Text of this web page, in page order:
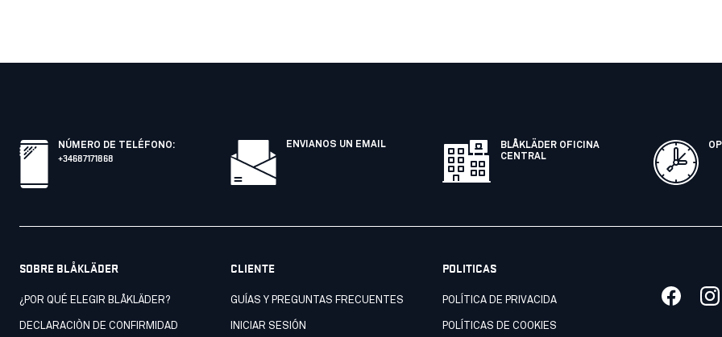
NÚMERO DE TELÉFONO:
+34687171868
ENVIANOS UN EMAIL
BLÅKLÄDER OFICINA
CENTRAL
SOBRE BLÅKLÄDER
¿POR QUÉ ELEGIR BLÅKLÄDER?
DECLARACIÒN DE CONFIRMIDAD
CLIENTE
GUÍAS Y PREGUNTAS FRECUENTES
INICIAR SESIÓN
POLITICAS
POLÍTICA DE PRIVACIDA
POLÍTICAS DE COOKIES